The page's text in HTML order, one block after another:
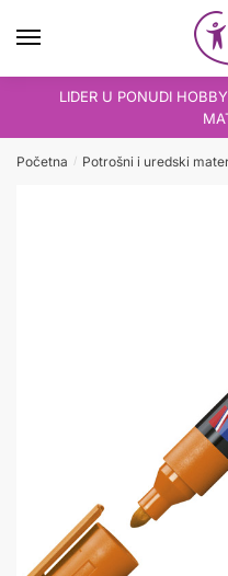
LIDER U PONUDI
Početna / Potrošni i uredski